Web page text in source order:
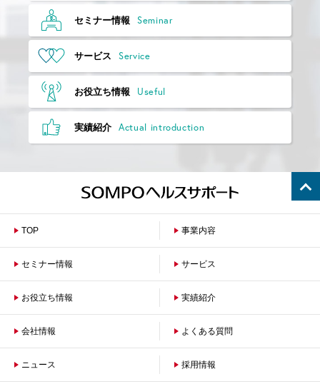
セミナー情報 Seminar
サービス Service
お役立ち情報 Useful
実績紹介 Actual introduction
TOP 事業内容
セミナー情報 サービス
保険者のお客さまへ 企業のお客さまへ
お役立ち情報 実績紹介
会社情報
会社概要 沿革
よくある質問
ニュース 採用情報